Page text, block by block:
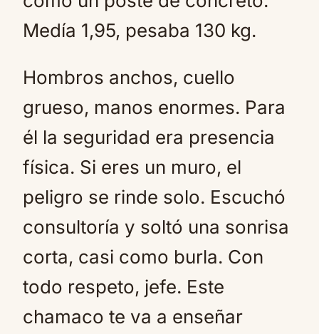
Medía 1,95, pesaba 130 kg.
Hombros anchos, cuello
grueso, manos enormes. Para
él la seguridad era presencia
física. Si eres un muro, el
peligro se rinde solo. Escuchó
consultoría y soltó una sonrisa
corta, casi como burla. Con
todo respeto, jefe. Este
chamaco te va a enseñar